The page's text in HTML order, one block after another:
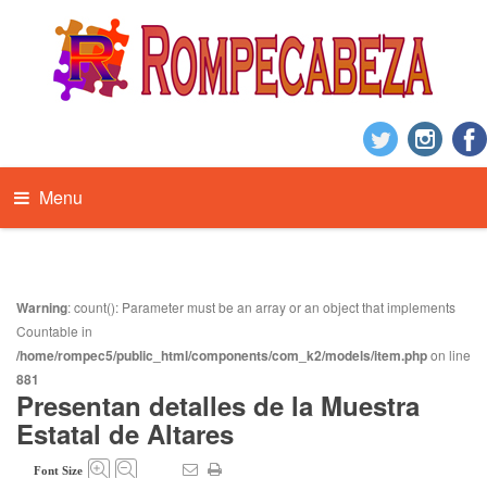
Menu
Warning: count(): Parameter must be an array or an object that implements
Countable in
/home/rompec5/public_html/components/com_k2/models/item.phpon line
881
Presentan detalles de la Muestra
Estatal de Altares
Font Size